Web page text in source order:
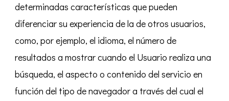
determinadas características que pueden
diferenciar su experiencia de la de otros usuarios,
como, por ejemplo, el idioma, el número de
resultados a mostrar cuando el Usuario realiza una
búsqueda, el aspecto o contenido del servicio en
función del tipo de navegador a través del cual el